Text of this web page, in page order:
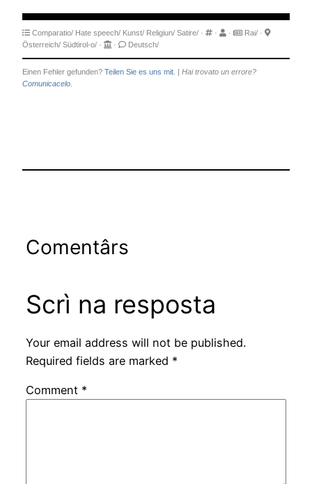
Comparatio/ Hate speech/ Kunst/ Religiun/ Satire/ · · · Rai/ ·
Österreich/ Südtirol-o/ · · Deutsch/
Einen Fehler gefunden? Teilen Sie es uns mit.
Hai trovato un errore?
Comunicacelo.
Comentârs
Scrì na resposta
Your email address will not be published.
Required fields are marked *
Comment *